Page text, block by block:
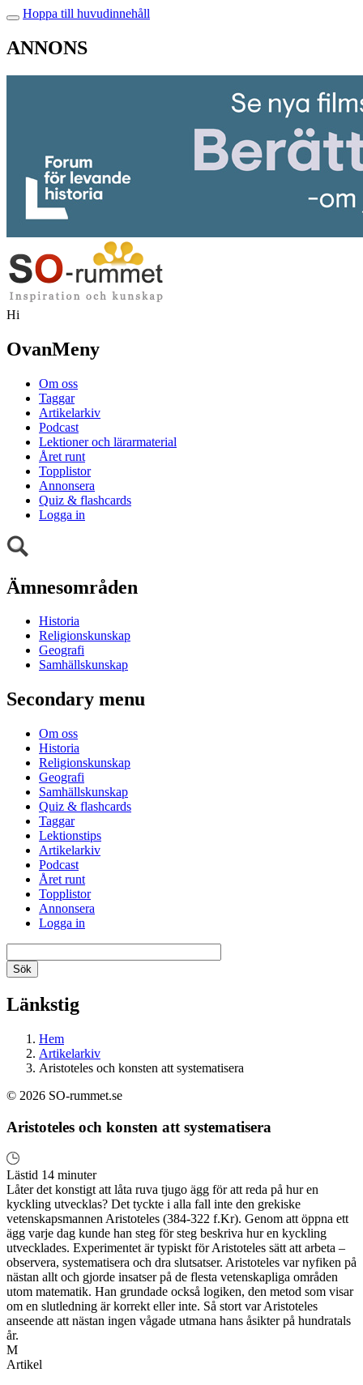
Hoppa till huvudinnehåll
ANNONS
Hi
OvanMeny
Om oss
Taggar
Artikelarkiv
Podcast
Lektioner och lärarmaterial
Året runt
Topplistor
Annonsera
Quiz & flashcards
Logga in
Ämnesområden
Historia
Religionskunskap
Geografi
Samhällskunskap
Secondary menu
Om oss
Historia
Religionskunskap
Geografi
Samhällskunskap
Quiz & flashcards
Taggar
Lektionstips
Artikelarkiv
Podcast
Året runt
Topplistor
Annonsera
Logga in
Länkstig
Hem
Artikelarkiv
Aristoteles och konsten att systematisera
© 2026 SO-rummet.se
Aristoteles och konsten att systematisera
Lästid 14 minuter
Låter det konstigt att låta ruva tjugo ägg för att reda på hur en
kyckling utvecklas? Det tyckte i alla fall inte den grekiske
vetenskapsmannen Aristoteles (384-322 f.Kr). Genom att öppna ett
ägg varje dag kunde han steg för steg beskriva hur en kyckling
utvecklades. Experimentet är typiskt för Aristoteles sätt att arbeta –
observera, systematisera och dra slutsatser. Aristoteles var nyfiken på
nästan allt och gjorde insatser på de flesta vetenskapliga områden
utom matematik. Han grundade också logiken, den metod som visar
om en slutledning är korrekt eller inte. Så stort var Aristoteles
anseende att nästan ingen vågade utmana hans åsikter på hundratals
år.
M
Artikel